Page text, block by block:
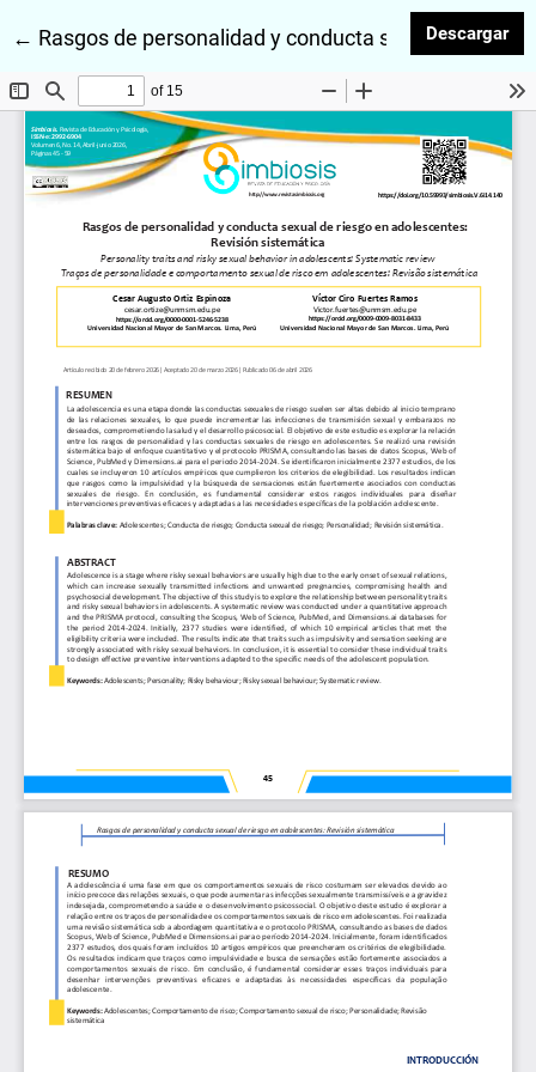
← Volver a los detalles del artículo
Rasgos de personalidad y conducta sexual de
Descargar